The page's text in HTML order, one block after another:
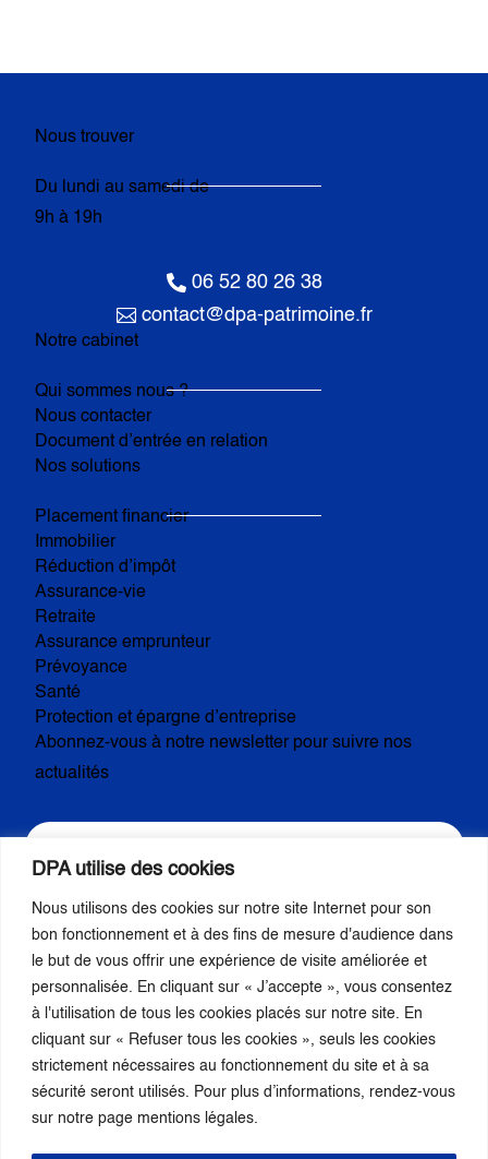
DPA utilise des cookies
Nous utilisons des cookies sur notre site Internet pour son
bon fonctionnement et à des fins de mesure d'audience dans
le but de vous offrir une expérience de visite améliorée et
personnalisée. En cliquant sur « J’accepte », vous consentez
à l'utilisation de tous les cookies placés sur notre site. En
cliquant sur « Refuser tous les cookies », seuls les cookies
strictement nécessaires au fonctionnement du site et à sa
sécurité seront utilisés. Pour plus d’informations, rendez-vous
sur notre page mentions légales.
Nous trouver
Du lundi au samedi de
9h à 19h
 06 52 80 26 38
 contact@dpa-patrimoine.fr
Notre cabinet
Qui sommes nous ?
Nous contacter
Document d’entrée en relation
Nos solutions
Placement financier
Immobilier
Réduction d’impôt
Assurance-vie
Retraite
Assurance emprunteur
Prévoyance
Santé
Protection et épargne d’entreprise
Abonnez-vous à notre newsletter pour suivre nos
actualités
S’inscrire
Nous suivre